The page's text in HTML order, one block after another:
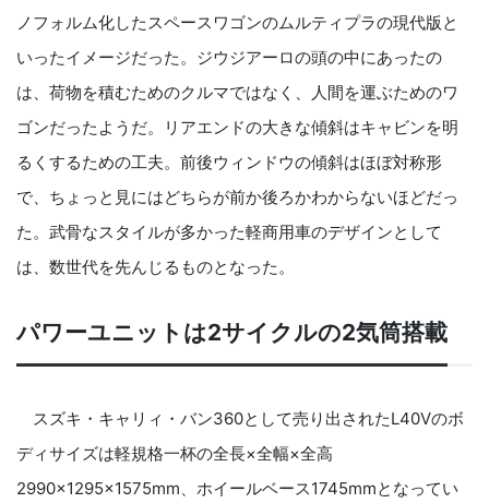
ノフォルム化したスペースワゴンのムルティプラの現代版と
いったイメージだった。ジウジアーロの頭の中にあったの
は、荷物を積むためのクルマではなく、人間を運ぶためのワ
ゴンだったようだ。リアエンドの大きな傾斜はキャビンを明
るくするための工夫。前後ウィンドウの傾斜はほぼ対称形
で、ちょっと見にはどちらが前か後ろかわからないほどだっ
た。武骨なスタイルが多かった軽商用車のデザインとして
は、数世代を先んじるものとなった。
パワーユニットは2サイクルの2気筒搭載
スズキ・キャリィ・バン360として売り出されたL40Vのボ
ディサイズは軽規格一杯の全長×全幅×全高
2990×1295×1575mm、ホイールベース1745mmとなってい